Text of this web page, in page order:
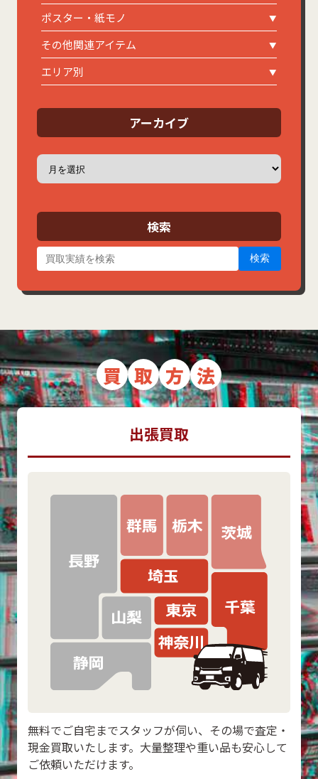
ポスター・紙モノ
その他関連アイテム
エリア別
アーカイブ
ア
カ
ブ
検索
検索
買 取 方 法
出張買取
無料でご自宅までスタッフが伺い、その場で査定・
現金買取いたします。大量整理や重い品も安心して
ご依頼いただけます。